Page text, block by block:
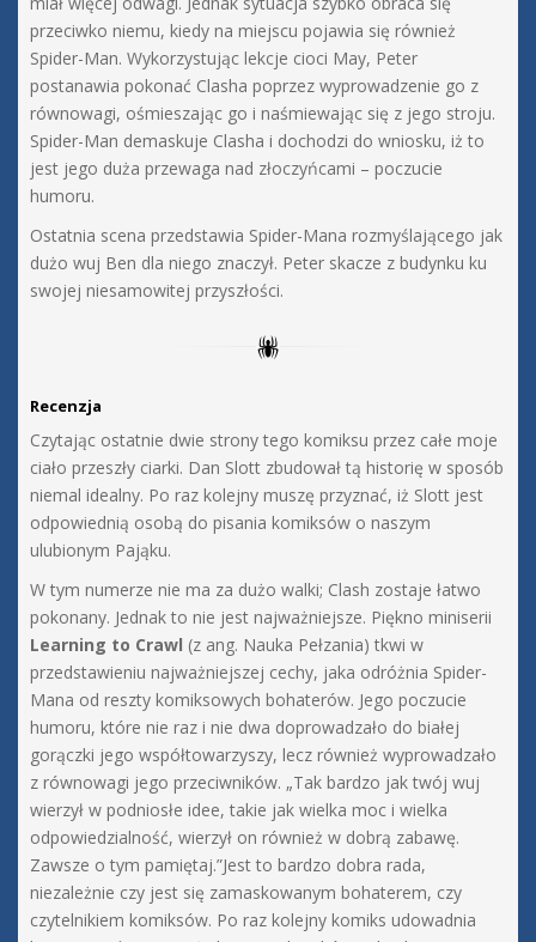
przeciwko niemu, kiedy na miejscu pojawia się również
Spider-Man. Wykorzystując lekcje cioci May, Peter
postanawia pokonać Clasha poprzez wyprowadzenie go z
równowagi, ośmieszając go i naśmiewając się z jego stroju.
Spider-Man demaskuje Clasha i dochodzi do wniosku, iż to
jest jego duża przewaga nad złoczyńcami – poczucie
humoru.
Ostatnia scena przedstawia Spider-Mana rozmyślającego jak
dużo wuj Ben dla niego znaczył. Peter skacze z budynku ku
swojej niesamowitej przyszłości.
Recenzja
Czytając ostatnie dwie strony tego komiksu przez całe moje
ciało przeszły ciarki. Dan Slott zbudował tą historię w sposób
niemal idealny. Po raz kolejny muszę przyznać, iż Slott jest
odpowiednią osobą do pisania komiksów o naszym
ulubionym Pająku.
W tym numerze nie ma za dużo walki; Clash zostaje łatwo
pokonany. Jednak to nie jest najważniejsze. Piękno miniserii
Learning to Crawl (z ang. Nauka Pełzania) tkwi w
przedstawieniu najważniejszej cechy, jaka odróżnia Spider-
Mana od reszty komiksowych bohaterów. Jego poczucie
humoru, które nie raz i nie dwa doprowadzało do białej
gorączki jego współtowarzyszy, lecz również wyprowadzało
z równowagi jego przeciwników. „Tak bardzo jak twój wuj
wierzył w podniosłe idee, takie jak wielka moc i wielka
odpowiedzialność, wierzył on również w dobrą zabawę.
Zawsze o tym pamiętaj.”Jest to bardzo dobra rada,
niezależnie czy jest się zamaskowanym bohaterem, czy
czytelnikiem komiksów. Po raz kolejny komiks udowadnia